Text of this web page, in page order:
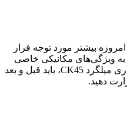
بیشتر مورد توجه قرار
به ویژگی‌های مکانیکی خاصی
می‌رسد. برای آمادگی جهت جوشکاری میلگرد CK45، باید قبل و بعد
دهید.